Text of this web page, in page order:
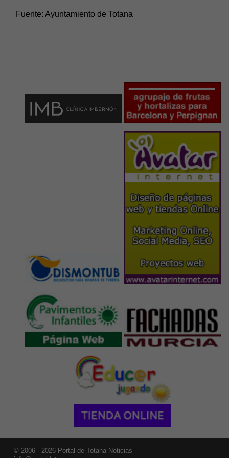
Fuente: Ayuntamiento de Totana
© 2006 - 2026 Portal de Totana Noticias